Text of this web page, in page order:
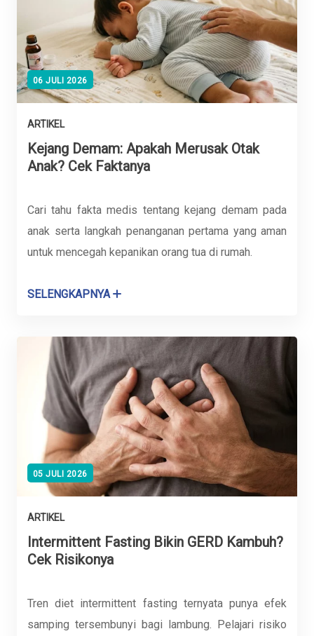
06 JULI 2026
ARTIKEL
Kejang Demam: Apakah Merusak Otak
Anak? Cek Faktanya
Cari tahu fakta medis tentang kejang demam pada
anak serta langkah penanganan pertama yang aman
untuk mencegah kepanikan orang tua di rumah.
SELENGKAPNYA
05 JULI 2026
ARTIKEL
Intermittent Fasting Bikin GERD Kambuh?
Cek Risikonya
Tren diet intermittent fasting ternyata punya efek
samping tersembunyi bagi lambung. Pelajari risiko